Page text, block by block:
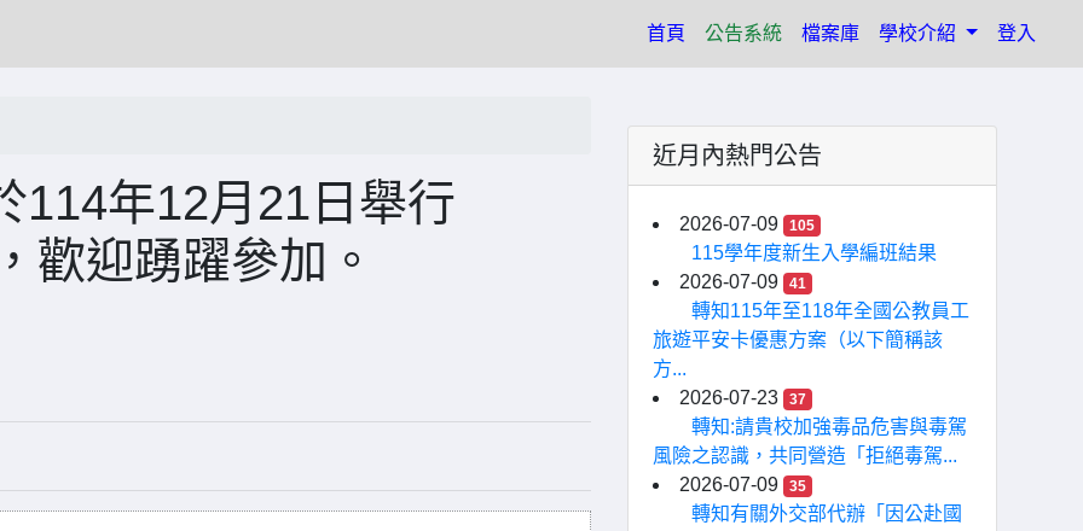
首頁 (current)
公告系統 檔案庫 學校介紹 登入
114年12月21日舉行
歡迎踴躍參加。
近月內熱門公告
2026-07-09 105
115學年度新生入學編班結果
2026-07-09
41
轉知115年至118年全國公教員工
旅遊平安卡優惠方案（以下簡稱該
方...
2026-07-23
37
轉知:請貴校加強毒品危害與毒駕
風險之認識，共同營造「拒絕毒駕...
2026-07-09
35
轉知有關外交部代辦「因公赴國